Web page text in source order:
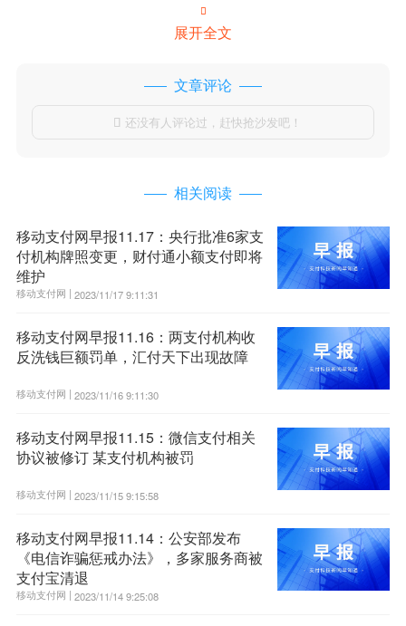

展开全文
文章评论
 还没有人评论过，赶快抢沙发吧！
相关阅读
移动支付网早报11.17：央行批准6家支
付机构牌照变更，财付通小额支付即将
维护
移动支付网 | 2023/11/17 9:11:31
移动支付网早报11.16：两支付机构收
反洗钱巨额罚单，汇付天下出现故障
移动支付网 | 2023/11/16 9:11:30
移动支付网早报11.15：微信支付相关
协议被修订 某支付机构被罚
移动支付网 | 2023/11/15 9:15:58
移动支付网早报11.14：公安部发布
《电信诈骗惩戒办法》，多家服务商被
支付宝清退
移动支付网 | 2023/11/14 9:25:08